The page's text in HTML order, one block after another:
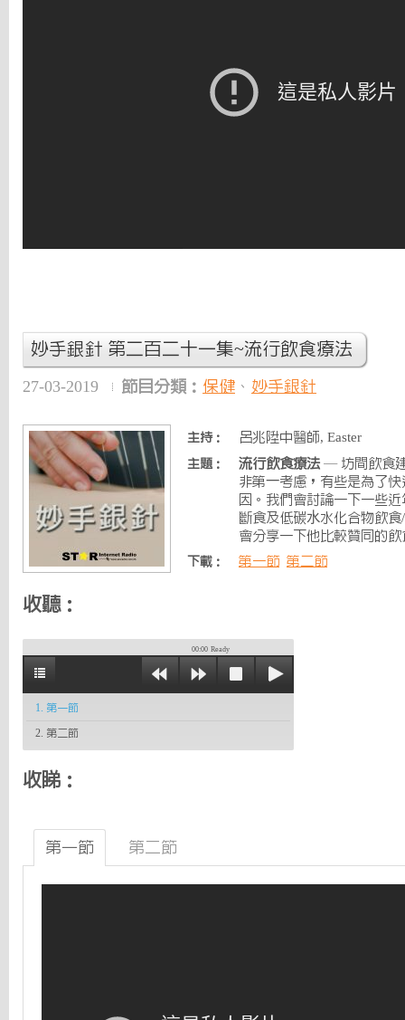
妙手銀針 第二百二十一集~流行飲食療法
27-03-2019 節目分類： 保健 、 妙手銀針
主持： 呂兆陞中醫師, Easter
主題： 流行飲食療法 — 坊間飲食
非第⼀考慮，有些是為了
因。我們會討論一下一些
斷食及低碳⽔水化合物飲
會分享一下他比較贊同的飲
下載： 第一節 第二節
收聽：
00:00 Ready
1. 第一節
2. 第二節
收睇：
第一節 第二節